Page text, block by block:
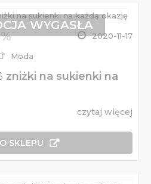
2020-11-17
Moda
zniżki na sukienki na
czytaj więcej
SKLEPU
WYGASŁA